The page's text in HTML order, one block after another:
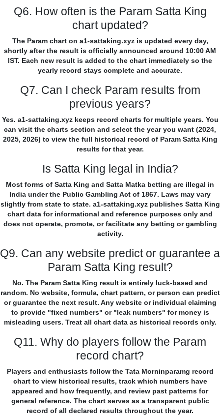
Q6. How often is the Param Satta King
chart updated?
The Param chart on a1-sattaking.xyz is updated every day,
shortly after the result is officially announced around 10:00 AM
IST. Each new result is added to the chart immediately so the
yearly record stays complete and accurate.
Q7. Can I check Param results from
previous years?
Yes. a1-sattaking.xyz keeps record charts for multiple years. You
can visit the charts section and select the year you want (2024,
2025, 2026) to view the full historical record of Param Satta King
results for that year.
Is Satta King legal in India?
Most forms of Satta King and Satta Matka betting are illegal in
India under the Public Gambling Act of 1867. Laws may vary
slightly from state to state. a1-sattaking.xyz publishes Satta King
chart data for informational and reference purposes only and
does not operate, promote, or facilitate any betting or gambling
activity.
Q9. Can any website predict or guarantee a
Param Satta King result?
No. The Param Satta King result is entirely luck-based and
random. No website, formula, chart pattern, or person can predict
or guarantee the next result. Any website or individual claiming
to provide "fixed numbers" or "leak numbers" for money is
misleading users. Treat all chart data as historical records only.
Q11. Why do players follow the Param
record chart?
Players and enthusiasts follow the Tata Morninparamg record
chart to view historical results, track which numbers have
appeared and how frequently, and review past patterns for
general reference. The chart serves as a transparent public
record of all declared results throughout the year.